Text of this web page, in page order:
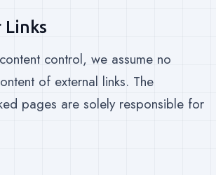
control, we assume no
of external links. The
pages are solely responsible for